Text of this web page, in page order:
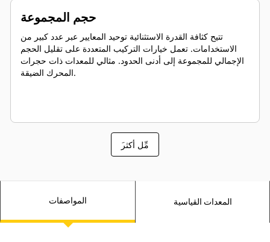
حجم المجموعة
تتيح كثافة القدرة الاستثنائية توحيد المعايير عبر عدد كبير من
الاستخدامات. تعمل خيارات التركيب المتعددة على تقليل الحجم
الإجمالي للمجموعة إلى أدنى الحدود. مثالي للمعدات ذات حجرات
المحرك الضيقة.
َمِّل أكثر
المواصفات المعدات القياسية